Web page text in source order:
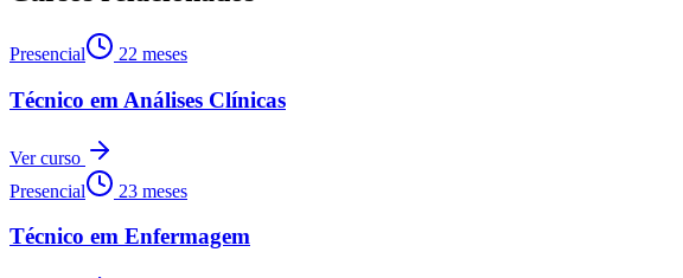
Presencial 22 meses
Técnico em Análises Clínicas
Ver curso
Presencial
23 meses
Técnico em Enfermagem